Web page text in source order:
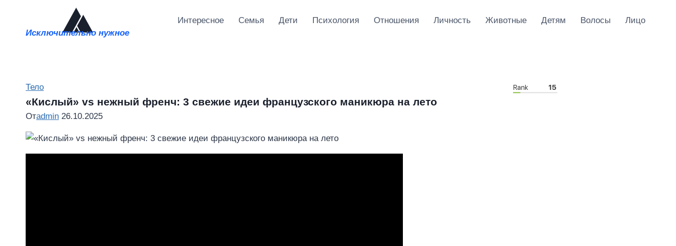
содержимому
Исключительно нужное
Интересное Семья Дети Психология Отношения Личность Животные Детям Волосы Лицо
Тело
«Кислый» vs нежный френч: 3 свежие идеи французского маникюра на лето
Отadmin 26.10.2025